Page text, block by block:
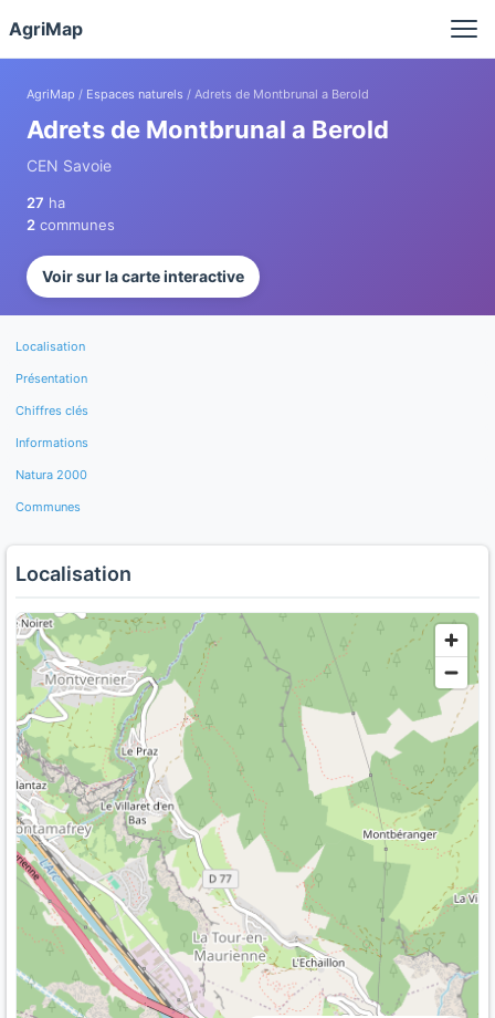
AgriMap
AgriMap / Espaces naturels / Adrets de Montbrunal a Berold
Adrets de Montbrunal a Berold
CEN Savoie
27 ha
2 communes
Voir sur la carte interactive
Localisation
Présentation
Chiffres clés
Informations
Natura 2000
Communes
Localisation